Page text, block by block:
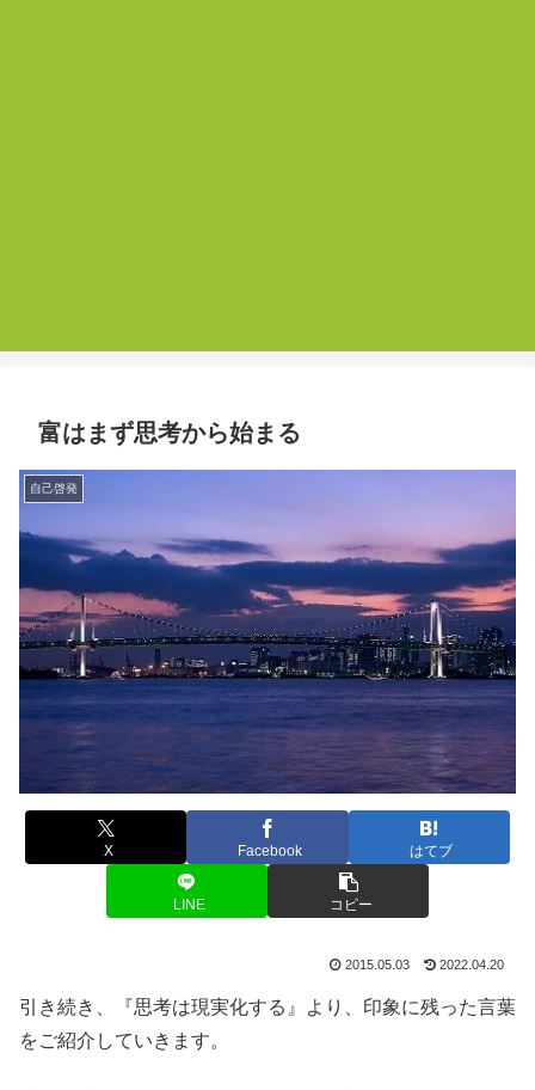
富はまず思考から始まる
自己啓発
X Facebook はてブ
LINE コピー
2015.05.03 2022.04.20
引き続き、『思考は現実化する』より、印象に残った言葉
をご紹介していきます。